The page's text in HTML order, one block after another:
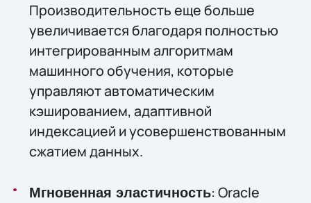
Производительность еще больше
увеличивается благодаря полностью
интегрированным алгоритмам
машинного обучения, которые
управляют автоматическим
кэшированием, адаптивной
индексацией и усовершенствованным
сжатием данных.
Мгновенная эластичность: Oracle